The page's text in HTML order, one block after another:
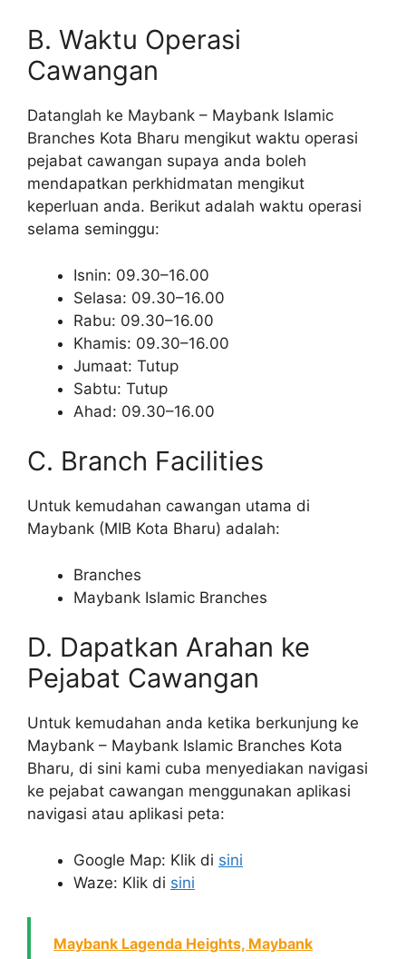
B. Waktu Operasi
Cawangan
Datanglah ke Maybank – Maybank Islamic
Branches Kota Bharu mengikut waktu operasi
pejabat cawangan supaya anda boleh
mendapatkan perkhidmatan mengikut
keperluan anda. Berikut adalah waktu operasi
selama seminggu:
Isnin: 09.30–16.00
Selasa: 09.30–16.00
Rabu: 09.30–16.00
Khamis: 09.30–16.00
Jumaat: Tutup
Sabtu: Tutup
Ahad: 09.30–16.00
C. Branch Facilities
Untuk kemudahan cawangan utama di
Maybank (MIB Kota Bharu) adalah:
Branches
Maybank Islamic Branches
D. Dapatkan Arahan ke
Pejabat Cawangan
Untuk kemudahan anda ketika berkunjung ke
Maybank – Maybank Islamic Branches Kota
Bharu, di sini kami cuba menyediakan navigasi
ke pejabat cawangan menggunakan aplikasi
navigasi atau aplikasi peta:
Google Map: Klik di sini
Waze: Klik di sini
Maybank Lagenda Heights, Maybank